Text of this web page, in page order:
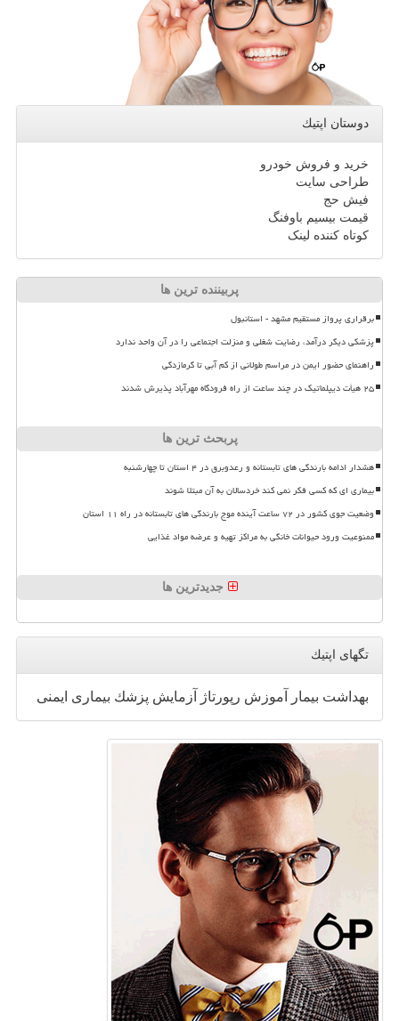
دوستان اپتیك
خرید و فروش خودرو
طراحی سایت
فیش حج
قیمت بیسیم باوفنگ
کوتاه کننده لینک
پربیننده ترین ها
برقراری پرواز مستقیم مشهد - استانبول
پزشکی دیگر درآمد، رضایت شغلی و منزلت اجتماعی را در آن واحد ندارد
راهنمای حضور ایمن در مراسم طولانی از کم آبی تا گرمازدگی
۲۵ هیأت دیپلماتیک در چند ساعت از راه فرودگاه مهرآباد پذیرش شدند
پربحث ترین ها
هشدار ادامه بارندگی های تابستانه و رعدوبرق در ۴ استان تا چهارشنبه
بیماری ای که کسی فکر نمی کند خردسالان به آن مبتلا شوند
وضعیت جوی کشور در ۷۲ ساعت آینده موج بارندگی های تابستانه در راه ۱۱ استان
ممنوعیت ورود حیوانات خانگی به مراکز تهیه و عرضه مواد غذایی
جدیدترین ها
تگهای اپتیك
بهداشت بیمار آموزش رپورتاژ آزمایش پزشك بیماری ایمنی